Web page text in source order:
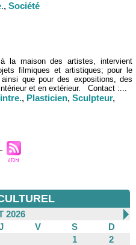
, Société
la maison des artistes, intervient
filmiques et artistiques; pour le
que pour des expositions, des
et en extérieur. Contact :...
, Plasticien, Sculpteur,
2026
V S
D
1
2